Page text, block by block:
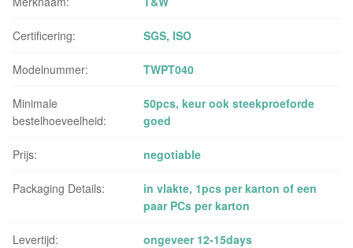
Certificering: SGS, ISO
Modelnummer: TWPT040
Minimale
bestelhoeveelheid:
50pcs, keur ook steekproeforde
goed
Prijs: negotiable
Packaging Details:
in vlakte, 1pcs per karton of een
paar PCs per karton
Levertijd: ongeveer 12-15days